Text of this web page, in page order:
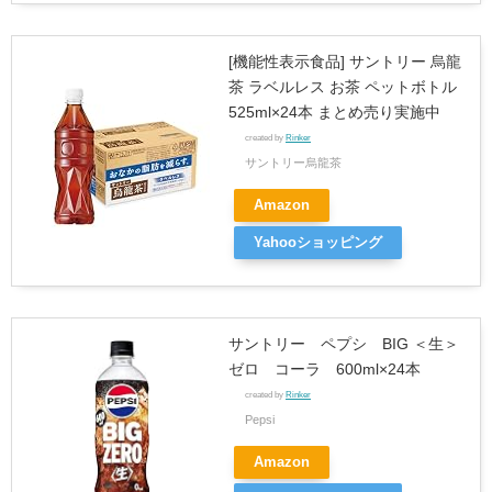
[機能性表示食品] サントリー 烏龍
茶 ラベルレス お茶 ペットボトル
525ml×24本 まとめ売り実施中
created by Rinker
サントリー烏龍茶
Amazon
Yahooショッピング
サントリー ペプシ BIG ＜生＞
ゼロ コーラ 600ml×24本
created by Rinker
Pepsi
Amazon